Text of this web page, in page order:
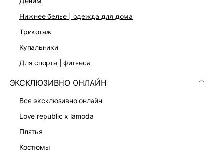
нижнее белье | одежда для дома
трикотаж
купальники
для спорта | фитнеса
ЭКСКЛЮЗИВНО ОНЛАЙН
все эксклюзивно онлайн
love republic x lamoda
платья
костюмы
ТРИКОТАЖНЫЕ БРЮКИ
6 599 ₽